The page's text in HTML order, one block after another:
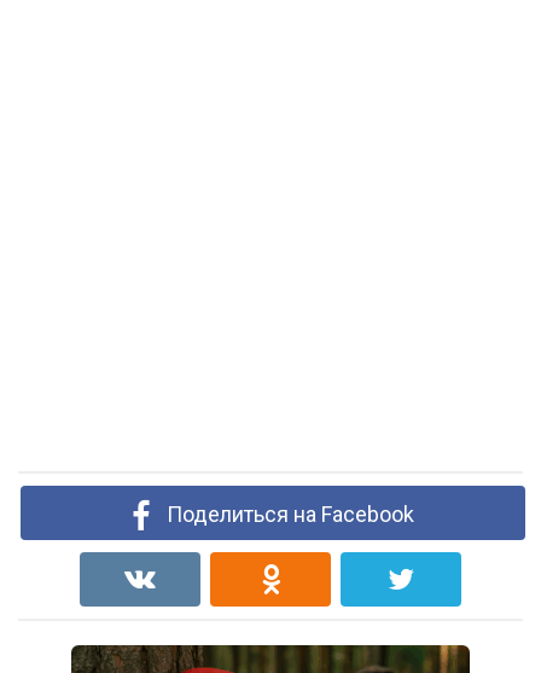
Поделиться на Facebook